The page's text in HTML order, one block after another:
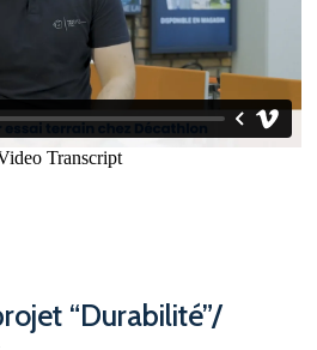
“Durabilité”/